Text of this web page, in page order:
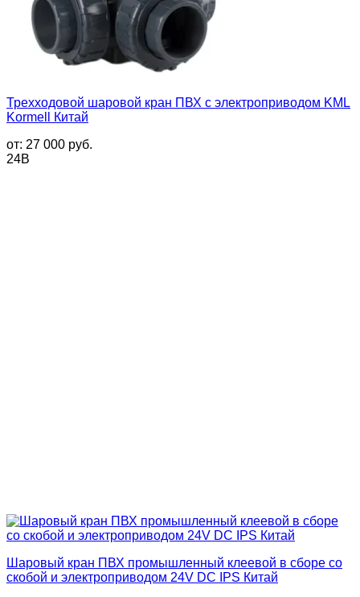
Трехходовой шаровой кран ПВХ с электроприводом KML
Kormell Китай
от: 27 000 руб.
24В
Шаровый кран ПВХ промышленный клеевой в сборе со
скобой и электроприводом 24V DC IPS Китай